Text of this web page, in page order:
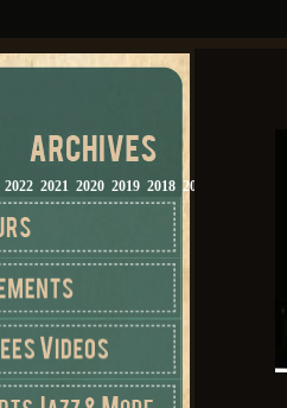
2022 2021 2020 2019 2018 2017